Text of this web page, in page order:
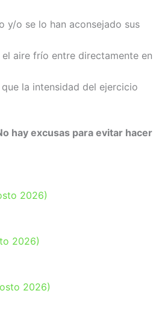
y/o se lo han aconsejado sus
aire frío entre directamente en
la intensidad del ejercicio
hay excusas para evitar hacer
2026)
2026)
2026)